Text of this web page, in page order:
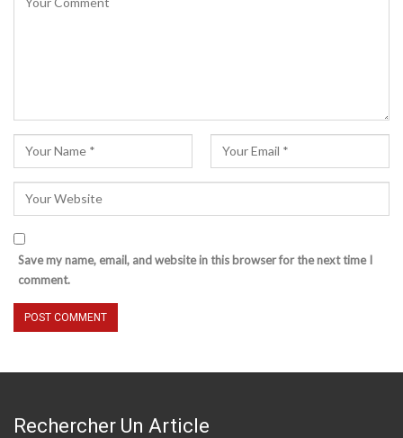
Save my name, email, and website in this browser for the next time I
comment.
Rechercher Un Article